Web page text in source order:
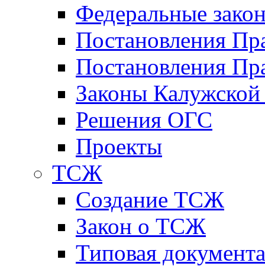
Федеральные
Постановления
Постановления
Законы Калужской
Решения ОГС
Проекты
ТСЖ
Создание ТСЖ
Закон о ТСЖ
Типовая